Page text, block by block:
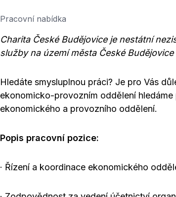
Pracovní nabídka
Charita České Budějovice je nestátní
služby na území města České
Hledáte smysluplnou práci? Je pro Vás
ekonomicko-provozním oddělení
ekonomického a provozního oddělení.
Popis pracovní pozice:
· Řízení a koordinace ekonomického